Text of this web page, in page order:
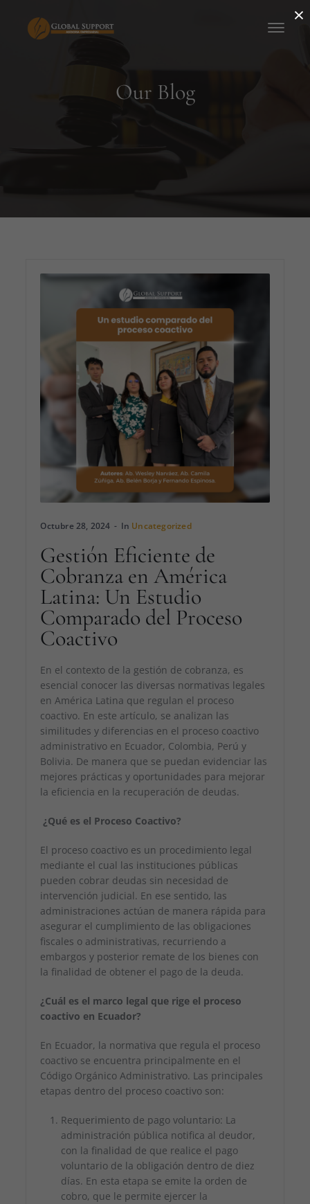
Our Blog
Octubre 28, 2024 In Uncategorized
Gestión Eficiente de
Cobranza en América
Latina: Un Estudio
Comparado del Proceso
Coactivo
En el contexto de la gestión de cobranza, es
esencial conocer las diversas normativas legales
en América Latina que regulan el proceso
coactivo. En este artículo, se analizan las
similitudes y diferencias en el proceso coactivo
administrativo en Ecuador, Colombia, Perú y
Bolivia. De manera que se puedan evidenciar las
mejores prácticas y oportunidades para mejorar
la eficiencia en la recuperación de deudas.
¿Qué es el Proceso Coactivo?
El proceso coactivo es un procedimiento legal
mediante el cual las instituciones públicas
pueden cobrar deudas sin necesidad de
intervención judicial. En ese sentido, las
administraciones actúan de manera rápida para
asegurar el cumplimiento de las obligaciones
fiscales o administrativas, recurriendo a
embargos y posterior remate de los bienes con
la finalidad de obtener el pago de la deuda.
¿Cuál es el marco legal que rige el proceso
coactivo en Ecuador?
En Ecuador, la normativa que regula el proceso
coactivo se encuentra principalmente en el
Código Orgánico Administrativo. Las principales
etapas dentro del proceso coactivo son:
Requerimiento de pago voluntario: La
administración pública notifica al deudor,
con la finalidad de que realice el pago
voluntario de la obligación dentro de diez
días. En esta etapa se emite la orden de
cobro, que le permite ejercer la
×